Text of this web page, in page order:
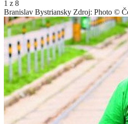
1 z 8
Branislav Bystriansky Zdroj: Photo ©